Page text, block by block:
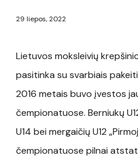
29 liepos, 2022
Lietuvos moksleivių
pasitinka su svarbiais
2016 metais buvo įvestos
čempionatuose. Berniukų
U14 bei mergaičių U12
čempionatuose pilnai